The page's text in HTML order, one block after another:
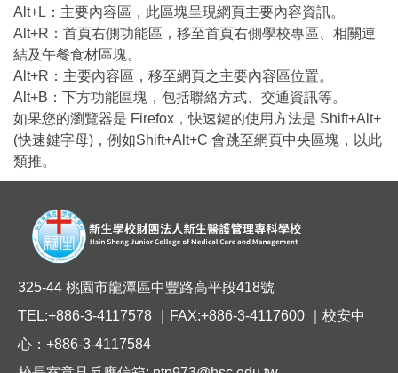
Alt+L：主要內容區，此區塊呈現網頁主要內容資訊。
Alt+R：首頁右側功能區，移至首頁右側學校專區、相關連
結及午餐食材區塊。
Alt+R：主要內容區，移至網頁之主要內容區位置。
Alt+B：下方功能區塊，包括聯絡方式、交通資訊等。
如果您的瀏覽器是 Firefox，快速鍵的使用方法是 Shift+Alt+
(快速鍵字母)，例如Shift+Alt+C 會跳至網頁中央區塊，以此
類推。
325-44 桃園市龍潭區中豐路高平段418號
TEL:+886-3-4117578 ｜FAX:+886-3-4117600 ｜校安中
心：+886-3-4117584